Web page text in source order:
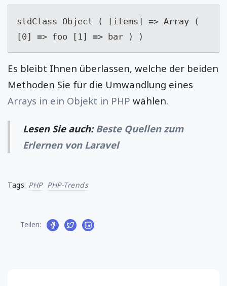
stdClass Object ( [items] => Array (
[0] => foo [1] => bar ) )
Es bleibt Ihnen überlassen, welche der beiden
Methoden Sie für die Umwandlung eines
Arrays in ein Objekt in PHP wählen.
Lesen Sie auch: Beste Quellen zum
Erlernen von Laravel
Tags: PHP PHP-Trends
Teilen: